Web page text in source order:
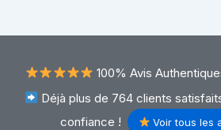
100% Avis
Déjà plus de 764 clients
confiance !
Voir tous les